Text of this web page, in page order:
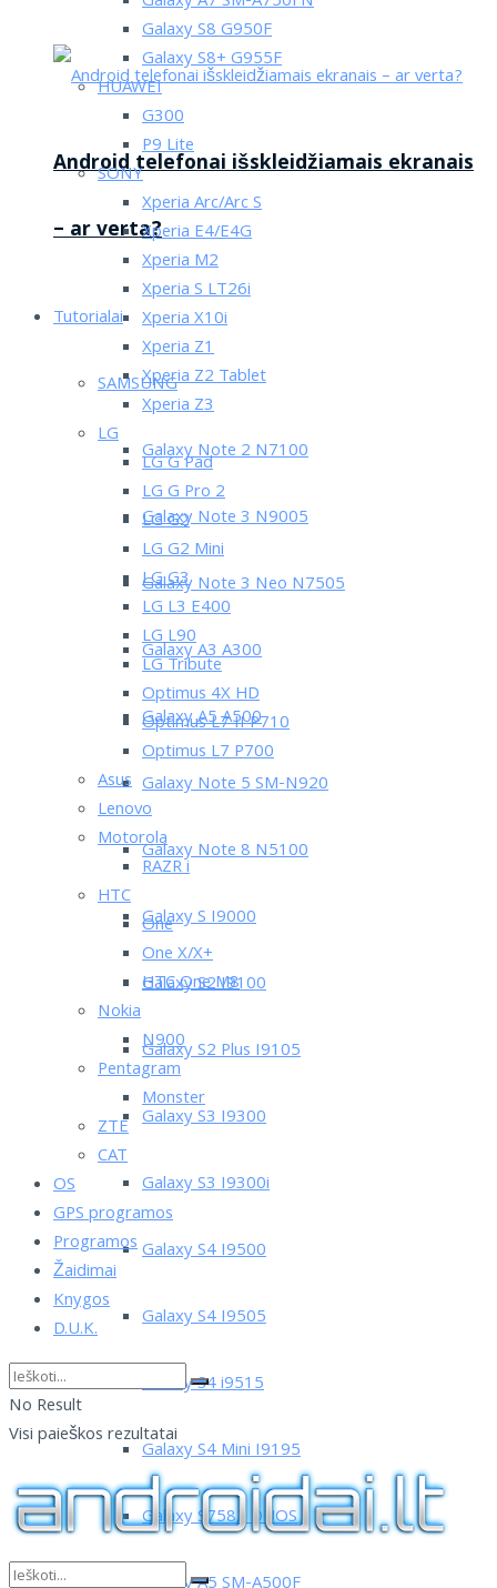
Android telefonai išskleidžiamais ekranais
– ar verta?
Tutorialai
SAMSUNG
Galaxy Note 2 N7100
Galaxy Note 3 N9005
Galaxy Note 3 Neo N7505
Galaxy A3 A300
Galaxy A5 A500
Galaxy Note 5 SM-N920
Galaxy Note 8 N5100
Galaxy S I9000
Galaxy S2 I9100
Galaxy S2 Plus I9105
Galaxy S3 I9300
Galaxy S3 I9300i
Galaxy S4 I9500
Galaxy S4 I9505
Galaxy S4 i9515
Galaxy S4 Mini I9195
Galaxy S7582 DUOS
Galaxy S8 G950F
Galaxy S8+ G955F
HUAWEI
G300
P9 Lite
SONY
Xperia Arc/Arc S
Xperia E4/E4G
Xperia M2
Xperia S LT26i
Xperia X10i
Xperia Z1
Xperia Z2 Tablet
Xperia Z3
LG
LG G Pad
LG G Pro 2
LG G2
LG G2 Mini
LG G3
LG L3 E400
LG L90
LG Tribute
Optimus 4X HD
Optimus L7 II P710
Optimus L7 P700
Asus
Lenovo
Motorola
RAZR i
HTC
One
One X/X+
HTC One M8
Nokia
N900
Pentagram
Monster
ZTE
CAT
OS
GPS programos
Programos
Žaidimai
Knygos
D.U.K.
No Result
Visi paieškos rezultatai